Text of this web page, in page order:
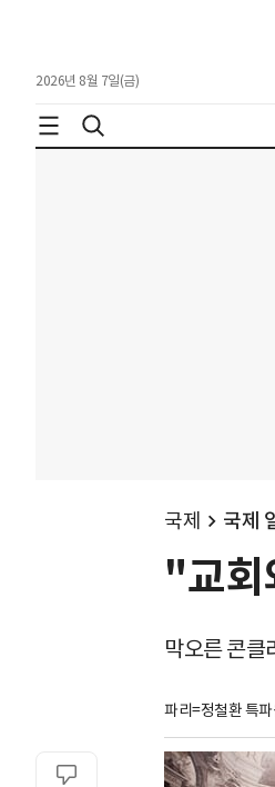
2026년 8월 7일(금)
국제 국제
"교회
막오른 콘클
파리=정철환 특